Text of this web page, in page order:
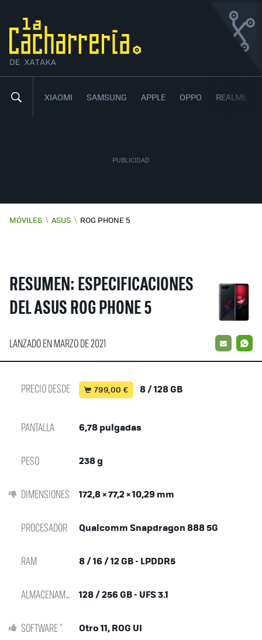
XIAOMI SAMSUNG APPLE OPPO REALME
ASUS ROG PHONE 5
UN MÓVIL BESTIAL PARA JUGAR 9,00
MÓVILES \ ASUS \ ROG PHONE 5
RESUMEN: ESPECIFICACIONES
DEL ASUS ROG PHONE 5
LANZADO EN MARZO DE 2021 EMAIL
PRECIO DESDE 799,00 € 8 / 128 GB
PANTALLA 6,78 pulgadas
PESO 238 g
DIMENSIONES 172,8 × 77,2 × 10,29 mm
PROCESADOR Qualcomm Snapdragon 888 5G
RAM 8 / 16 / 12 GB - LPDDR5
ALMACENAMIENTO 128 / 256 GB - UFS 3.1
SOFTWARE * Otro 11, ROG UI